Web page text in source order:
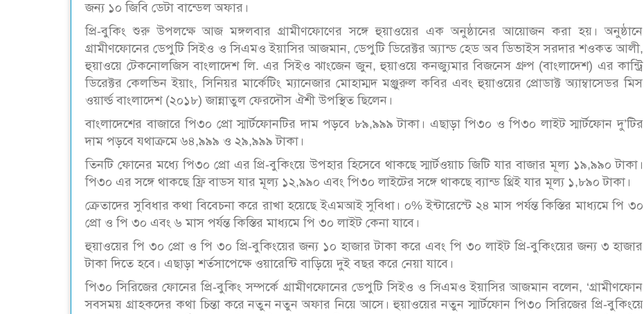
জন্য ১০ জিবি ডেটা বান্ডেল অফার।
প্রি-বুকিং শুরু উপলক্ষে আজ মঙ্গলবার গ্রামীণফোণের সঙ্গে হুয়াওয়ের এক অনুষ্ঠানের আয়োজন করা হয়। অনুষ্ঠানে
গ্রামীণফোনের ডেপুটি সিইও ও সিএমও ইয়াসির আজমান, ডেপুটি ডিরেক্টর অ্যান্ড হেড অব ডিভাইস সরদার শওকত আলী,
হুয়াওয়ে টেকনোলজিস বাংলাদেশ লি. এর সিইও ঝাংজেন জুন, হুয়াওয়ে কনজ্যুমার বিজনেস গ্রুপ (বাংলাদেশ) এর কান্ট্রি
ডিরেক্টর কেলভিন ইয়াং, সিনিয়র মার্কেটিং ম্যানেজার মোহাম্মদ মঞ্জুরুল কবির এবং হুয়াওয়ের প্রোডাক্ট অ্যাম্বাসেডর মিস
ওয়ার্ল্ড বাংলাদেশ (২০১৮) জান্নাতুল ফেরদৌস ঐশী উপস্থিত ছিলেন।
বাংলাদেশের বাজারে পি৩০ প্রো স্মার্টফোনটির দাম পড়বে ৮৯,৯৯৯ টাকা। এছাড়া পি৩০ ও পি৩০ লাইট স্মার্টফোন দু’টির
দাম পড়বে যথাক্রমে ৬৪,৯৯৯ ও ২৯,৯৯৯ টাকা।
তিনটি ফোনের মধ্যে পি৩০ প্রো এর প্রি-বুকিংয়ে উপহার হিসেবে থাকছে স্মার্টওয়াচ জিটি যার বাজার মূল্য ১৯,৯৯০ টাকা।
পি৩০ এর সঙ্গে থাকছে ফ্রি বাডস যার মূল্য ১২,৯৯০ এবং পি৩০ লাইটের সঙ্গে থাকছে ব্যান্ড থ্রিই যার মূল্য ১,৮৯০ টাকা।
ক্রেতাদের সুবিধার কথা বিবেচনা করে রাখা হয়েছে ইএমআই সুবিধা। ০% ইন্টারেস্টে ২৪ মাস পর্যন্ত কিস্তির মাধ্যমে পি ৩০
প্রো ও পি ৩০ এবং ৬ মাস পর্যন্ত কিস্তির মাধ্যমে পি ৩০ লাইট কেনা যাবে।
হুয়াওয়ের পি ৩০ প্রো ও পি ৩০ প্রি-বুকিংয়ের জন্য ১০ হাজার টাকা করে এবং পি ৩০ লাইট প্রি-বুকিংয়ের জন্য ৩ হাজার
টাকা দিতে হবে। এছাড়া শর্তসাপেক্ষে ওয়ারেন্টি বাড়িয়ে দুই বছর করে নেয়া যাবে।
পি৩০ সিরিজের ফোনের প্রি-বুকিং সম্পর্কে গ্রামীণফোনের ডেপুটি সিইও ও সিএমও ইয়াসির আজমান বলেন, ‘গ্রামীণফোন
সবসময় গ্রাহকদের কথা চিন্তা করে নতুন নতুন অফার নিয়ে আসে। হুয়াওয়ের নতুন স্মার্টফোন পি৩০ সিরিজের প্রি-বুকিংয়ে